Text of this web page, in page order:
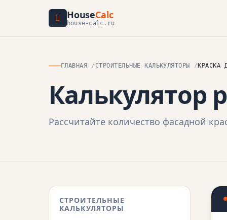
HouseCalc
house-calc.ru
ГЛАВНАЯ СТРОИТЕЛЬНЫЕ КАЛЬКУЛЯТОРЫ КРАСКА
Калькулятор
Рассчитайте количество фасадной
СТРОИТЕЛЬНЫЕ
КАЛЬКУЛЯТОРЫ